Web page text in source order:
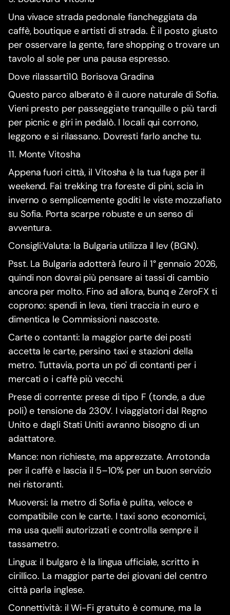
Una vivace strada pedonale fiancheggiata da
caffè, boutique e artisti di strada. È il posto giusto
per osservare la gente, fare shopping o trovare un
tavolo al sole per una pausa espresso.
Dove rilassarti10. Borisova Gradina
Questo parco alberato è il cuore naturale di Sofia.
Vieni presto per passeggiate tranquille o più tardi
per picnic e giri in pedalò. I locali qui corrono,
leggono e si rilassano. Dovresti farlo anche tu.
11. Monte Vitosha
Appena fuori città, il Vitosha è la tua fuga per il
weekend. Fai trekking tra foreste di pini, scia in
inverno o semplicemente goditi le viste mozzafiato
su Sofia. Porta scarpe robuste e un senso di
avventura.
Consigli:Valuta: la Bulgaria utilizza il lev (BGN).
Psst. La Bulgaria adotterà l'euro il 1° gennaio 2026,
quindi non dovrai più pensare ai tassi di cambio
ancora per molto. Fino ad allora, bunq e ZeroFX ti
coprono: spendi in leva, tieni traccia in euro e
dimentica le Commissioni nascoste.
Carte o contanti: la maggior parte dei posti
accetta le carte, persino taxi e stazioni della
metro. Tuttavia, porta un po' di contanti per i
mercati o i caffè più vecchi.
Prese di corrente: prese di tipo F (tonde, a due
poli) e tensione da 230V. I viaggiatori dal Regno
Unito e dagli Stati Uniti avranno bisogno di un
adattatore.
Mance: non richieste, ma apprezzate. Arrotonda
per il caffè e lascia il 5–10% per un buon servizio
nei ristoranti.
Muoversi: la metro di Sofia è pulita, veloce e
compatibile con le carte. I taxi sono economici,
ma usa quelli autorizzati e controlla sempre il
tassametro.
Lingua: il bulgaro è la lingua ufficiale, scritto in
cirillico. La maggior parte dei giovani del centro
città parla inglese.
Connettività: il Wi-Fi gratuito è comune, ma la